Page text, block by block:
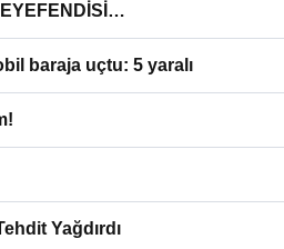
baraja uçtu: 5 yaralı
Yağdırdı